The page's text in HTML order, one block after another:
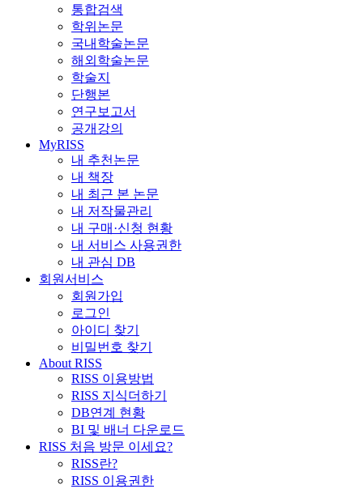
통합검색
학위논문
국내학술논문
해외학술논문
학술지
단행본
연구보고서
공개강의
MyRISS
내 추천논문
내 책장
내 최근 본 논문
내 저작물관리
내 구매·신청 현황
내 서비스 사용권한
내 관심 DB
회원서비스
회원가입
로그인
아이디 찾기
비밀번호 찾기
About RISS
RISS 이용방법
RISS 지식더하기
DB연계 현황
BI 및 배너 다운로드
RISS 처음 방문 이세요?
RISS란?
RISS 이용권한